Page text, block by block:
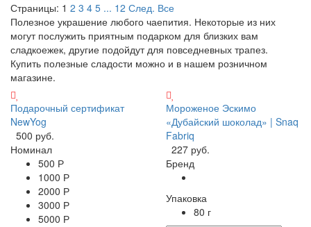
Страницы: 1 2 3 4 5 ... 12 След. Все
Полезное украшение любого чаепития. Некоторые из них
могут послужить приятным подарком для близких вам
сладкоежек, другие подойдут для повседневных трапез.
Купить полезные сладости можно и в нашем розничном
магазине.
Подарочный сертификат
NewYog
500 руб.
Номинал
500 Р
1000 Р
2000 Р
3000 Р
5000 Р
Мороженое Эскимо
«Дубайский шоколад» | Snaq
Fabriq
227 руб.
Бренд
Упаковка
80 г